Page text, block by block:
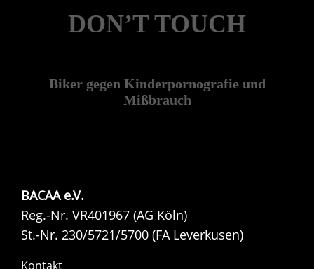
DON’T TOUCH
Biker gegen Kinderpornografie und
Mißbrauch
BACAA e.V.
Reg.-Nr. VR401967 (AG Köln)
St.-Nr. 230/5721/5700 (FA Leverkusen)
Kontakt